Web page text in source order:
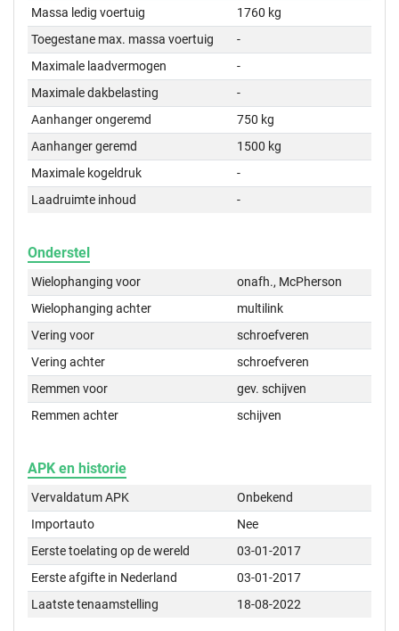
Massa ledig voertuig
1760 kg
Toegestane max. massa voertuig
-
Maximale laadvermogen
-
Maximale dakbelasting
-
Aanhanger ongeremd
750 kg
Aanhanger geremd
1500 kg
Maximale kogeldruk
-
Laadruimte inhoud
-
Onderstel
Wielophanging voor
onafh., McPherson
Wielophanging achter
multilink
Vering voor
schroefveren
Vering achter
schroefveren
Remmen voor
gev. schijven
Remmen achter
schijven
APK en historie
Vervaldatum APK
Onbekend
Importauto
Nee
Eerste toelating op de wereld
03-01-2017
Eerste afgifte in Nederland
03-01-2017
Laatste tenaamstelling
18-08-2022